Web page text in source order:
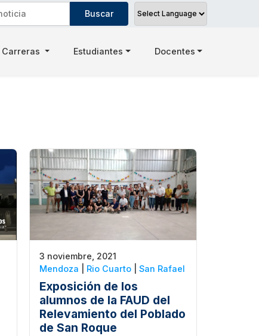
Carreras Estudiantes Docentes
3 noviembre, 2021
Mendoza
Rio Cuarto| San Rafael
Exposición de los
alumnos de la FAUD del
Relevamiento del Poblado
de San Roque